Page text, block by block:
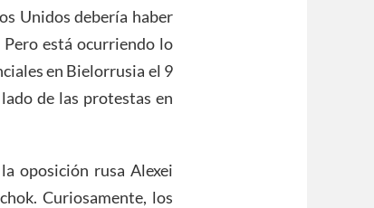
Unidos debería haber
está ocurriendo lo
en Bielorrusia el 9
de las protestas en
oposición rusa Alexei
Curiosamente, los